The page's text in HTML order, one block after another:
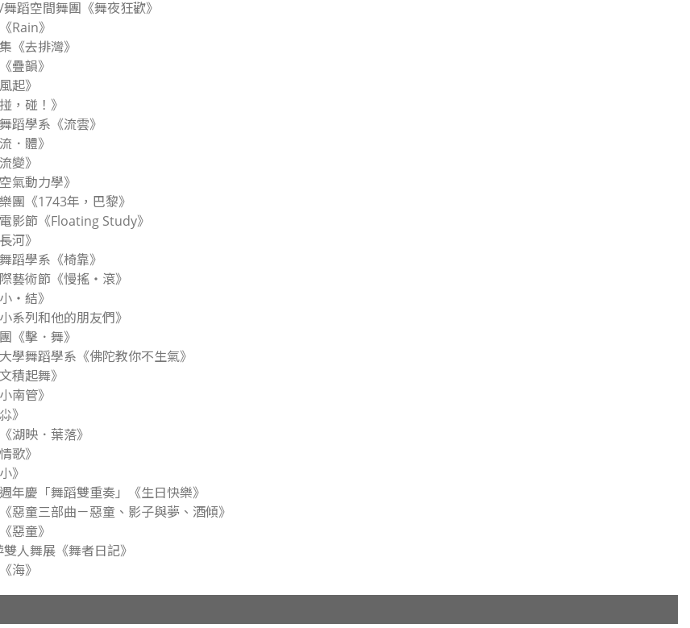
蹈空間舞團《舞夜狂歡》
Rain》
《去排灣》
疊韻》
起》
，碰！》
蹈學系《流雲》
．體》
變》
氣動力學》
團《1743年，巴黎》
影節《Floating Study》
河》
蹈學系《椅靠》
藝術節《慢搖‧滾》
・結》
系列和他的朋友們》
《擊．舞》
學舞蹈學系《佛陀教你不生氣》
積起舞》
南管》
》
湖映．葉落》
歌》
》
年慶「舞蹈雙重奏」《生日快樂》
惡童三部曲－惡童、影子與夢、酒傾》
惡童》
人舞展《舞者日記》
海》